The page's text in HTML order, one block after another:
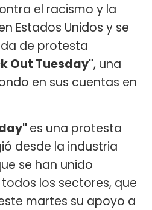
el racismo y la
Estados Unidos y se
de protesta
Out Tuesday", una
en sus cuentas en
es una protesta
desde la industria
se han unido
los sectores, que
martes su apoyo a